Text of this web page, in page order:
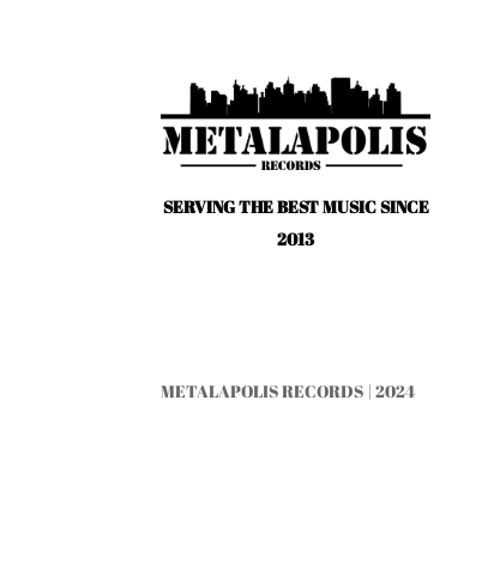
SERVING THE BEST MUSIC SINCE
2013
METALAPOLIS RECORDS | 2024